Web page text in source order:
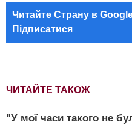
ЧИТАЙТЕ ТАКОЖ
"У мої часи такого не
Читайте Страну в
Підписатися